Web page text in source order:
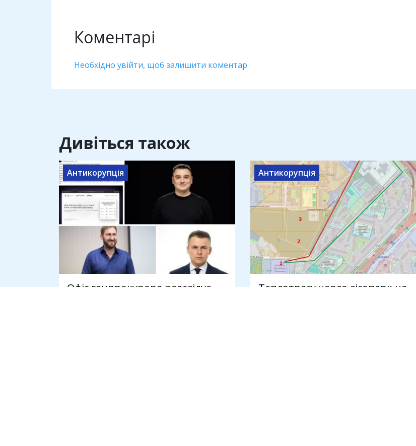
Коментарі
Необхідно увійти, щоб залишити коментар
Дивіться також
Антикорупція
Офіс генпрокурора розслідує
Антикорупція
Теплотрасу через лісопарк на